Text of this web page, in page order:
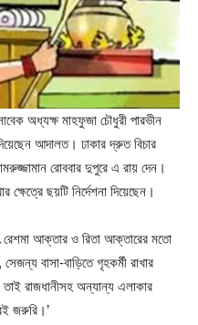
অধ্যক্ষ মাহফুজা চৌধুরী পারভীন
আদালত। ঢাকার দ্রুত বিচার
রোববার দুপুরে এ রায় দেন।
ক্ষেত্রে ছয়টি নির্দেশনা দিয়েছেন।
রেশমা আক্তার ও রিতা আক্তারের মতো
বাসা-বাড়িতে গৃহকর্মী রাখার
তাই রাজধানীসহ অন্যান্য এলাকার
জরুরি।’